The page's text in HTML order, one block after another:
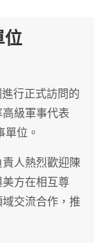
位
行正式訪問的
級軍事代表
單位。
人熱烈歡迎陳
方在相互尊
交流合作，推